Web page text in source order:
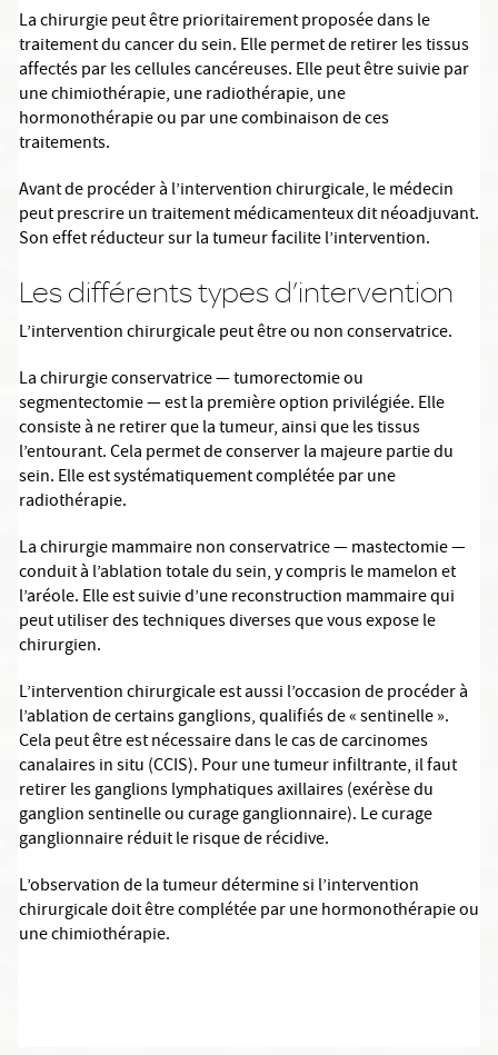
La chirurgie peut être prioritairement proposée dans le
traitement du cancer du sein. Elle permet de retirer les tissus
affectés par les cellules cancéreuses. Elle peut être suivie par
une chimiothérapie, une radiothérapie, une
hormonothérapie ou par une combinaison de ces
traitements.
Avant de procéder à l’intervention chirurgicale, le médecin
peut prescrire un traitement médicamenteux dit néoadjuvant.
Son effet réducteur sur la tumeur facilite l’intervention.
Les différents types d’intervention
L’intervention chirurgicale peut être ou non conservatrice.
La chirurgie conservatrice — tumorectomie ou
segmentectomie — est la première option privilégiée. Elle
consiste à ne retirer que la tumeur, ainsi que les tissus
l’entourant. Cela permet de conserver la majeure partie du
sein. Elle est systématiquement complétée par une
radiothérapie.
La chirurgie mammaire non conservatrice — mastectomie —
conduit à l’ablation totale du sein, y compris le mamelon et
l’aréole. Elle est suivie d’une reconstruction mammaire qui
peut utiliser des techniques diverses que vous expose le
chirurgien.
L’intervention chirurgicale est aussi l’occasion de procéder à
l’ablation de certains ganglions, qualifiés de « sentinelle ».
Cela peut être est nécessaire dans le cas de carcinomes
canalaires in situ (CCIS). Pour une tumeur infiltrante, il faut
retirer les ganglions lymphatiques axillaires (exérèse du
ganglion sentinelle ou curage ganglionnaire). Le curage
ganglionnaire réduit le risque de récidive.
L’observation de la tumeur détermine si l’intervention
chirurgicale doit être complétée par une hormonothérapie ou
une chimiothérapie.